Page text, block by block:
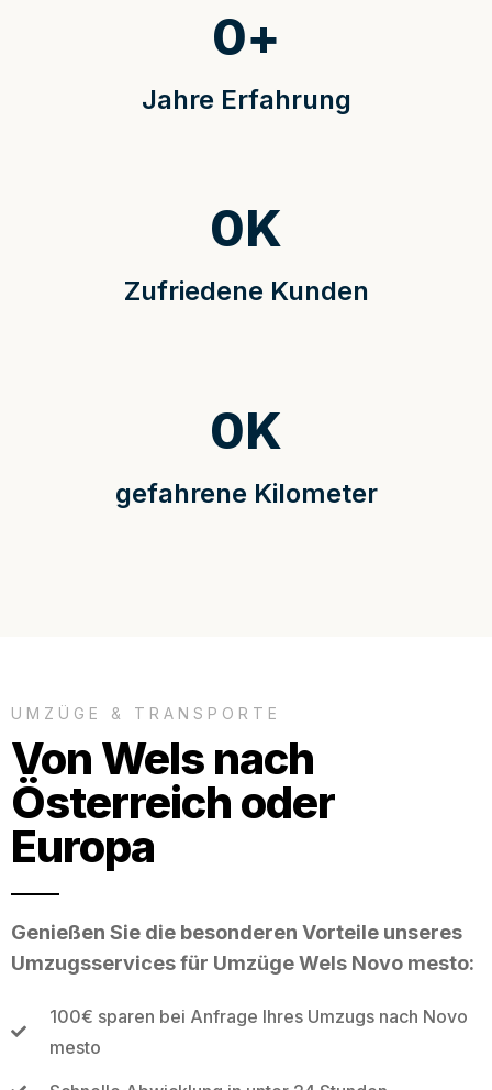
Jahre Erfahrung
0+
Zufriedene Kunden
0K
gefahrene Kilometer
0K
UMZÜGE & TRANSPORTE
Von Wels nach
Österreich oder
Europa
Genießen Sie die besonderen Vorteile unseres
Umzugsservices für Umzüge Wels Novo mesto:
100€ sparen bei Anfrage Ihres Umzugs nach Novo
mesto